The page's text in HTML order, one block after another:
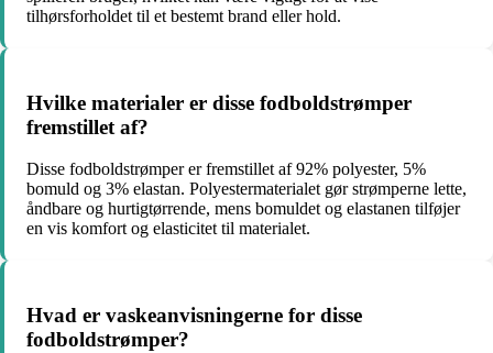
tilhørsforholdet til et bestemt brand eller hold.
Hvilke materialer er disse fodboldstrømper
fremstillet af?
Disse fodboldstrømper er fremstillet af 92% polyester, 5%
bomuld og 3% elastan. Polyestermaterialet gør strømperne lette,
åndbare og hurtigtørrende, mens bomuldet og elastanen tilføjer
en vis komfort og elasticitet til materialet.
Hvad er vaskeanvisningerne for disse
fodboldstrømper?